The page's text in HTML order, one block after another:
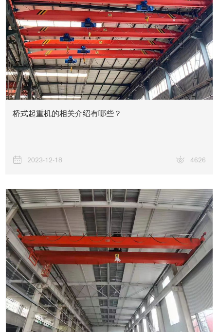
桥式起重机的相关介绍有哪些？
2023-12-18 4626